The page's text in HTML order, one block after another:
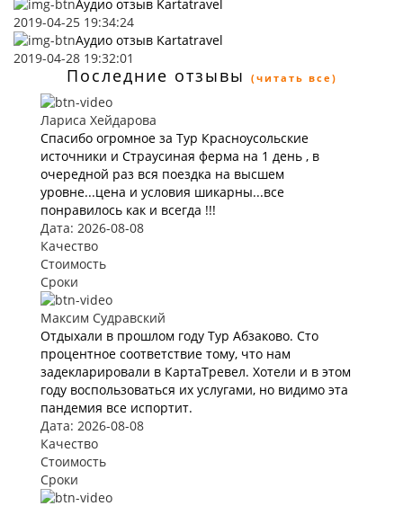
Аудио отзыв Kartatravel
2019-04-25 19:34:24
Аудио отзыв Kartatravel
2019-04-28 19:32:01
Последние отзывы (читать все)
Лариса Хейдарова
Спасибо огромное за Тур Красноусольские
источники и Страусиная ферма на 1 день , в
очередной раз вся поездка на высшем
уровне...цена и условия шикарны...все
понравилось как и всегда !!!
Дата: 2026-08-08
Качество
Стоимость
Сроки
Максим Судравский
Отдыхали в прошлом году Тур Абзаково. Сто
процентное соответствие тому, что нам
задекларировали в КартаТревел. Хотели и в этом
году воспользоваться их услугами, но видимо эта
пандемия все испортит.
Дата: 2026-08-08
Качество
Стоимость
Сроки